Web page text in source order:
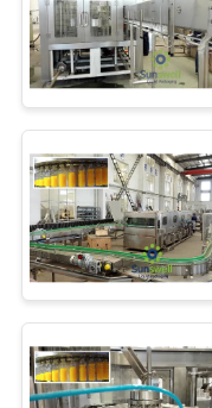
HUBUNGI
KAMI
BERITA
PERMINTAAN
PENAWARAN
SITEMAP